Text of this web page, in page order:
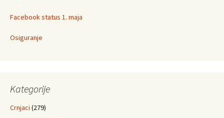
Facebook status 1. maja
Osiguranje
Kategorije
Crnjaci (279)